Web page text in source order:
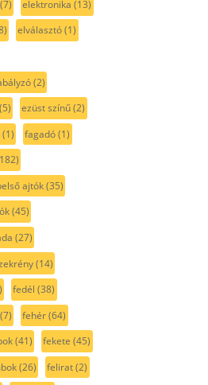
(7) elektronika (13)
elválasztó(1)
(2)
(5) ezüst színű(2)
(1) fagadó(1)
ajtók(35)
(45)
(27)
(14)
fedél (38)
(7) fehér(64)
(41) fekete (45)
(26) felirat(2)